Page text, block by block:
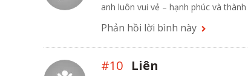
anh luôn vui vẻ – hạnh phúc và
Phản hồi lời bình này
#10 Liên